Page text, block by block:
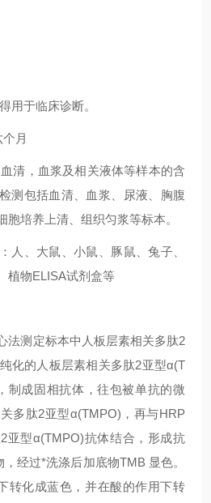
用于临床诊断。
月
清，血浆及相关液体等样本的含
测包括血清、血浆、尿液、胸腹
胞培养上清、组织匀浆等标本。
人、大鼠、小鼠、豚鼠、兔子、
植物ELISA试剂盒等
法测定标本中人板层素相关多肽2
化的人板层素相关多肽2亚型α(T
制成固相抗体，往包被单抗的微
多肽2亚型α(TMPO)，再与HRP
亚型α(TMPO)抗体结合，形成抗
经过*洗涤后加底物TMB 显色。
转化成蓝色，并在酸的作用下转